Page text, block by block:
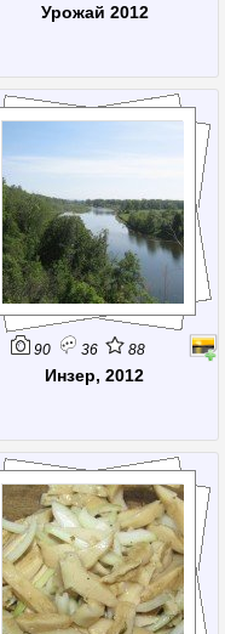
Урожай 2012
90 36 88
Инзер, 2012